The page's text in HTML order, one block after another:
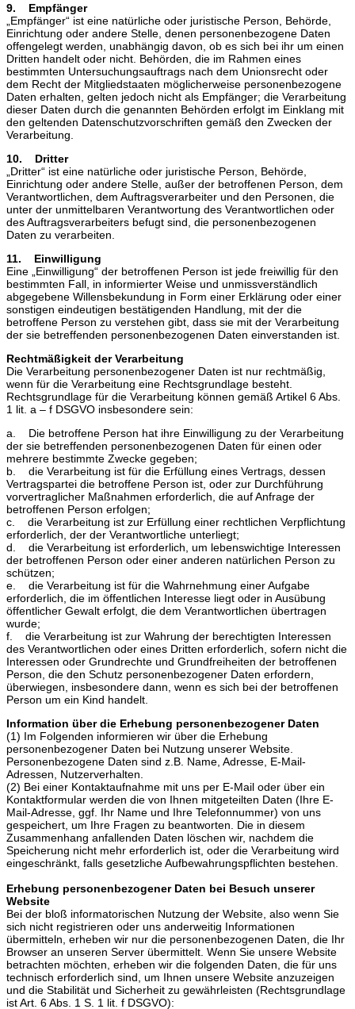
9. Empfänger
„Empfänger“ ist eine natürliche oder juristische Person, Behörde,
Einrichtung oder andere Stelle, denen personenbezogene Daten
offengelegt werden, unabhängig davon, ob es sich bei ihr um einen
Dritten handelt oder nicht. Behörden, die im Rahmen eines
bestimmten Untersuchungsauftrags nach dem Unionsrecht oder
dem Recht der Mitgliedstaaten möglicherweise personenbezogene
Daten erhalten, gelten jedoch nicht als Empfänger; die Verarbeitung
dieser Daten durch die genannten Behörden erfolgt im Einklang mit
den geltenden Datenschutzvorschriften gemäß den Zwecken der
Verarbeitung.
10. Dritter
„Dritter“ ist eine natürliche oder juristische Person, Behörde,
Einrichtung oder andere Stelle, außer der betroffenen Person, dem
Verantwortlichen, dem Auftragsverarbeiter und den Personen, die
unter der unmittelbaren Verantwortung des Verantwortlichen oder
des Auftragsverarbeiters befugt sind, die personenbezogenen
Daten zu verarbeiten.
11. Einwilligung
Eine „Einwilligung“ der betroffenen Person ist jede freiwillig für den
bestimmten Fall, in informierter Weise und unmissverständlich
abgegebene Willensbekundung in Form einer Erklärung oder einer
sonstigen eindeutigen bestätigenden Handlung, mit der die
betroffene Person zu verstehen gibt, dass sie mit der Verarbeitung
der sie betreffenden personenbezogenen Daten einverstanden ist.
Rechtmäßigkeit der Verarbeitung
Die Verarbeitung personenbezogener Daten ist nur rechtmäßig,
wenn für die Verarbeitung eine Rechtsgrundlage besteht.
Rechtsgrundlage für die Verarbeitung können gemäß Artikel 6 Abs.
1 lit. a – f DSGVO insbesondere sein:
a. Die betroffene Person hat ihre Einwilligung zu der Verarbeitung
der sie betreffenden personenbezogenen Daten für einen oder
mehrere bestimmte Zwecke gegeben;
b. die Verarbeitung ist für die Erfüllung eines Vertrags, dessen
Vertragspartei die betroffene Person ist, oder zur Durchführung
vorvertraglicher Maßnahmen erforderlich, die auf Anfrage der
betroffenen Person erfolgen;
c. die Verarbeitung ist zur Erfüllung einer rechtlichen Verpflichtung
erforderlich, der der Verantwortliche unterliegt;
d. die Verarbeitung ist erforderlich, um lebenswichtige Interessen
der betroffenen Person oder einer anderen natürlichen Person zu
schützen;
e. die Verarbeitung ist für die Wahrnehmung einer Aufgabe
erforderlich, die im öffentlichen Interesse liegt oder in Ausübung
öffentlicher Gewalt erfolgt, die dem Verantwortlichen übertragen
wurde;
f. die Verarbeitung ist zur Wahrung der berechtigten Interessen
des Verantwortlichen oder eines Dritten erforderlich, sofern nicht die
Interessen oder Grundrechte und Grundfreiheiten der betroffenen
Person, die den Schutz personenbezogener Daten erfordern,
überwiegen, insbesondere dann, wenn es sich bei der betroffenen
Person um ein Kind handelt.
Information über die Erhebung personenbezogener Daten
(1) Im Folgenden informieren wir über die Erhebung
personenbezogener Daten bei Nutzung unserer Website.
Personenbezogene Daten sind z.B. Name, Adresse, E-Mail-
Adressen, Nutzerverhalten.
(2) Bei einer Kontaktaufnahme mit uns per E-Mail oder über ein
Kontaktformular werden die von Ihnen mitgeteilten Daten (Ihre E-
Mail-Adresse, ggf. Ihr Name und Ihre Telefonnummer) von uns
gespeichert, um Ihre Fragen zu beantworten. Die in diesem
Zusammenhang anfallenden Daten löschen wir, nachdem die
Speicherung nicht mehr erforderlich ist, oder die Verarbeitung wird
eingeschränkt, falls gesetzliche Aufbewahrungspflichten bestehen.
Erhebung personenbezogener Daten bei Besuch unserer
Website
Bei der bloß informatorischen Nutzung der Website, also wenn Sie
sich nicht registrieren oder uns anderweitig Informationen
übermitteln, erheben wir nur die personenbezogenen Daten, die Ihr
Browser an unseren Server übermittelt. Wenn Sie unsere Website
betrachten möchten, erheben wir die folgenden Daten, die für uns
technisch erforderlich sind, um Ihnen unsere Website anzuzeigen
und die Stabilität und Sicherheit zu gewährleisten (Rechtsgrundlage
ist Art. 6 Abs. 1 S. 1 lit. f DSGVO):